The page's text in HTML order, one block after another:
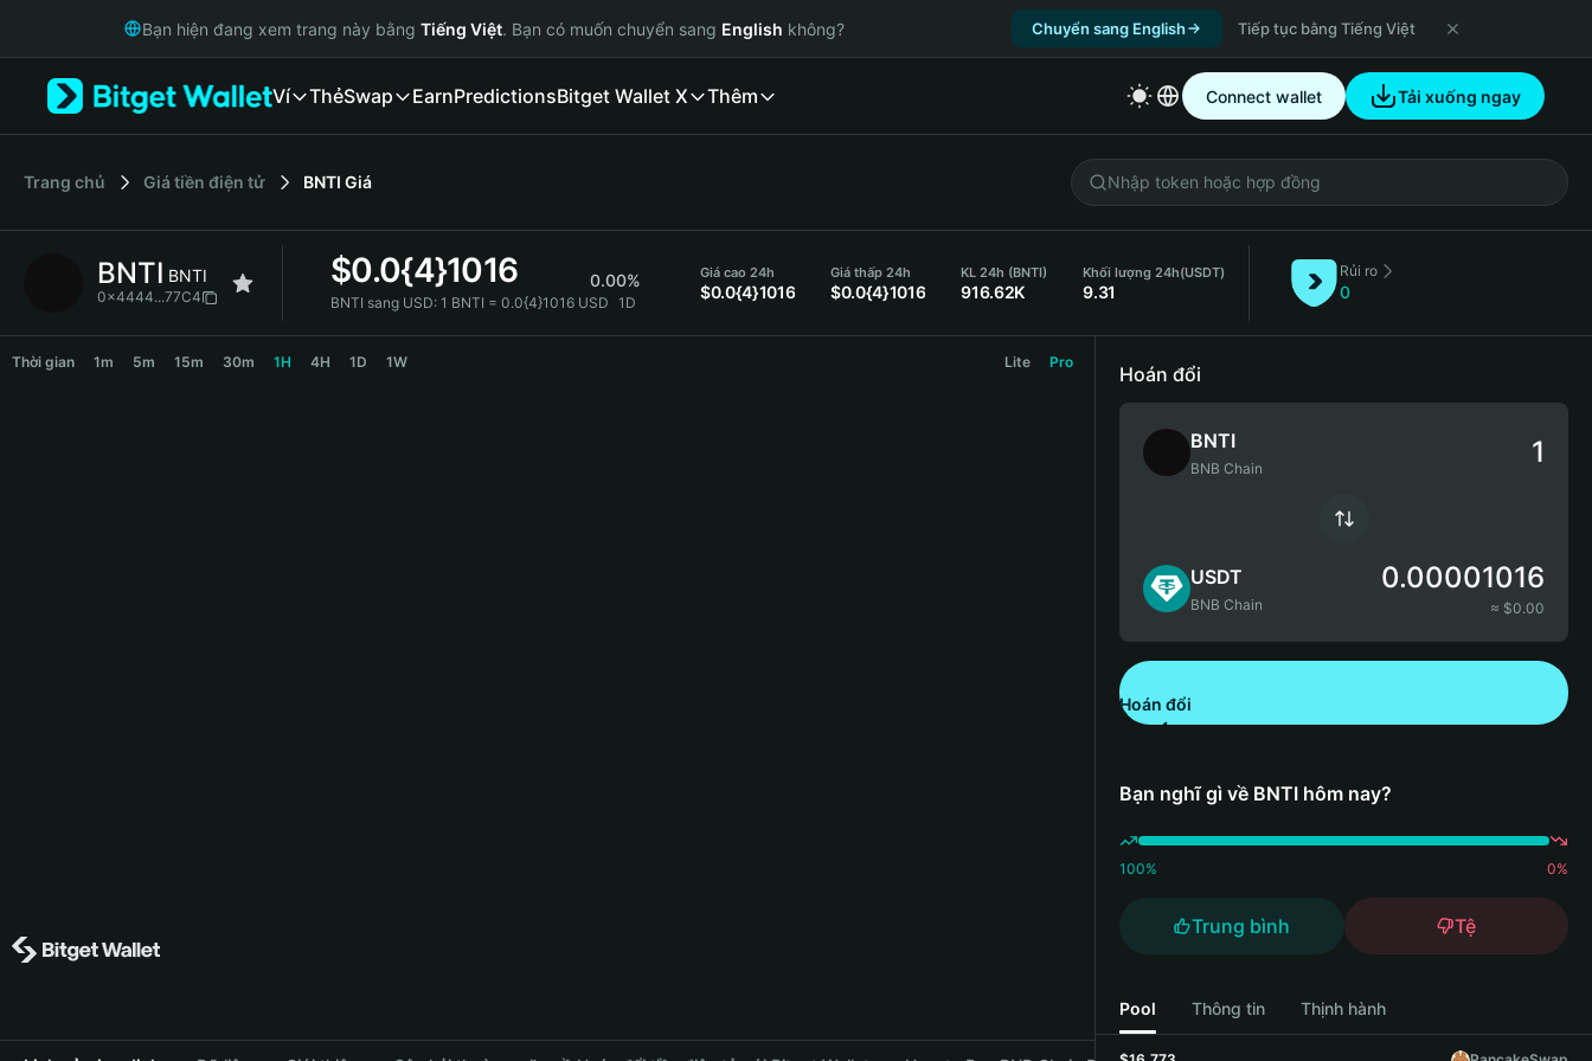
Русский
Italiano
Bahasa Indonesia
Bạn hiện đang xem trang này bằng Tiếng Việt. Bạn có muốn chuyển sang English không? Chuyển sang English Tiếp tục bằng Tiếng Việt
Ví ThẻSwap EarnPredictionsBitget Wallet X Thêm Connect wallet Tải xuống ngay
‌Trang chủ Giá tiền điện tử BNTI Giá
BNTI BNTI
0x4444...77C4
$0.0{4}1016 0.00%
BNTI sang USD: 1 BNTI = 0.0{4}1016 USD 1D
Giá cao 24h
$0.0{4}1016
Giá thấp 24h
$0.0{4}1016
KL 24h (BNTI)
916.62K
Khối lượng 24h(USDT)
9.31
Rủi ro
0
BNTI Price Chart
Thời gian 1m 5m 15m 30m 1H 4H 1D 1W Lite Pro
Hoán đổi
BNTI
BNB Chain
USDT
BNB Chain
0.00001016
≈ $0.00
Hoán đổi
Bạn nghĩ gì về BNTI hôm nay?
100% 0%
Trung bình Tệ
Pool Thông tin Thịnh hành